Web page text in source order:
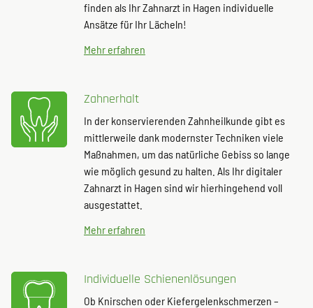
finden als Ihr Zahnarzt in Hagen individuelle
Ansätze für Ihr Lächeln!
Mehr erfahren
Zahnerhalt
In der konservierenden Zahnheilkunde gibt es
mittlerweile dank modernster Techniken viele
Maßnahmen, um das natürliche Gebiss so lange
wie möglich gesund zu halten. Als Ihr digitaler
Zahnarzt in Hagen sind wir hierhingehend voll
ausgestattet.
Mehr erfahren
Individuelle Schienenlösungen
Ob Knirschen oder Kiefergelenkschmerzen –